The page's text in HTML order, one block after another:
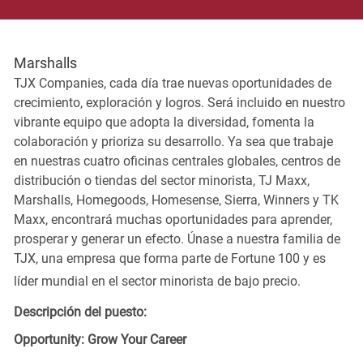
Marshalls
TJX Companies, cada día trae nuevas oportunidades de
crecimiento, exploración y logros. Será incluido en nuestro
vibrante equipo que adopta la diversidad, fomenta la
colaboración y prioriza su desarrollo. Ya sea que trabaje
en nuestras cuatro oficinas centrales globales, centros de
distribución o tiendas del sector minorista, TJ Maxx,
Marshalls, Homegoods, Homesense, Sierra, Winners y TK
Maxx, encontrará muchas oportunidades para aprender,
prosperar y generar un efecto. Únase a nuestra familia de
TJX, una empresa que forma parte de Fortune 100 y es
líder mundial en el sector minorista de bajo precio.
Descripción del puesto:
Opportunity: Grow Your Career